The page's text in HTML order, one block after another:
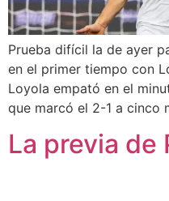
Prueba difícil la de ayer
en el primer tiempo con
Loyola empató en el
que marcó el 2-1 a cinco
La previa de